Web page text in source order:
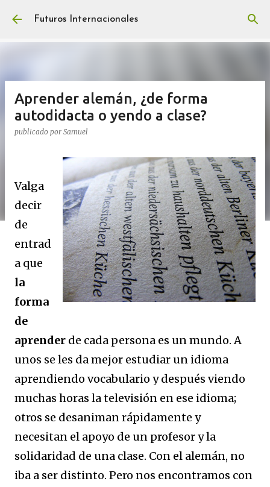
Ir al contenido principal
Futuros Internacionales
Aprender alemán, ¿de forma
autodidacta o yendo a clase?
publicado por Samuel
Valga
decir
de
entrad
a que
la
forma
de
aprender de cada persona es un mundo. A
unos se les da mejor estudiar un idioma
aprendiendo vocabulario y después viendo
muchas horas la televisión en ese idioma;
otros se desaniman rápidamente y
necesitan el apoyo de un profesor y la
solidaridad de una clase. Con el alemán, no
iba a ser distinto. Pero nos encontramos con